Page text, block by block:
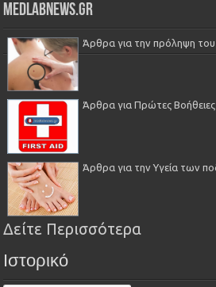
Medlabnews.gr
Άρθρα για την πρόληψη
Άρθρα για Πρώτες Βοήθειες
Άρθρα για την Υγεία των
Δείτε Περισσότερα
Ιστορικό